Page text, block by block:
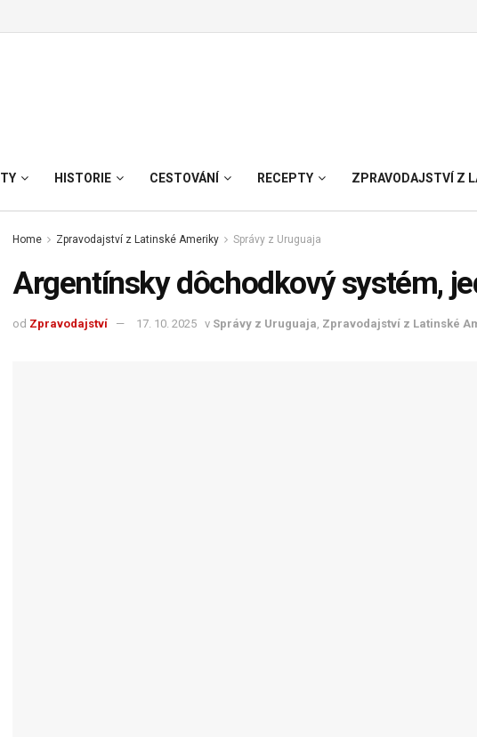
HISTORIE CESTOVÁNÍ RECEPTY ZPRAVODAJSTVÍ Z
Home Zpravodajství z Latinské Ameriky Správy z Uruguaja
Argentínsky dôchodkový systém,
od Zpravodajství 17. 10. 2025 v Správy z Uruguaja, Zpravodajství z Latinské